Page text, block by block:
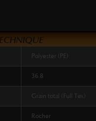
Polyester (PE)
36.8
Grain total (Full Tex)
Rocher